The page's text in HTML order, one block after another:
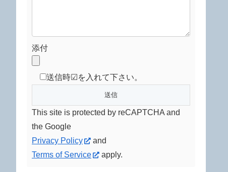
添付
送信時☑を入れて下さい。
This site is protected by reCAPTCHA and
the Google
Privacy Policy
and
Terms of Service
apply.